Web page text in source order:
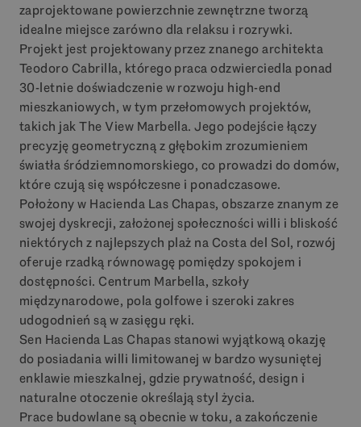
zaprojektowane powierzchnie zewnętrzne tworzą
idealne miejsce zarówno dla relaksu i rozrywki.
Projekt jest projektowany przez znanego architekta
Teodoro Cabrilla, którego praca odzwierciedla ponad
30-letnie doświadczenie w rozwoju high-end
mieszkaniowych, w tym przełomowych projektów,
takich jak The View Marbella. Jego podejście łączy
precyzję geometryczną z głębokim zrozumieniem
światła śródziemnomorskiego, co prowadzi do domów,
które czują się współczesne i ponadczasowe.
Położony w Hacienda Las Chapas, obszarze znanym ze
swojej dyskrecji, założonej społeczności willi i bliskość
niektórych z najlepszych plaż na Costa del Sol, rozwój
oferuje rzadką równowagę pomiędzy spokojem i
dostępności. Centrum Marbella, szkoły
międzynarodowe, pola golfowe i szeroki zakres
udogodnień są w zasięgu ręki.
Sen Hacienda Las Chapas stanowi wyjątkową okazję
do posiadania willi limitowanej w bardzo wysuniętej
enklawie mieszkalnej, gdzie prywatność, design i
naturalne otoczenie określają styl życia.
Prace budowlane są obecnie w toku, a zakończenie